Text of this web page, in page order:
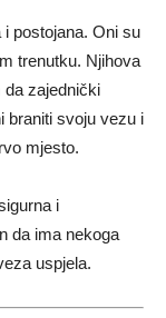
postojana. Oni su
trenutku. Njihova
da zajednički
braniti svoju vezu i
mjesto.
i
da ima nekoga
uspjela.